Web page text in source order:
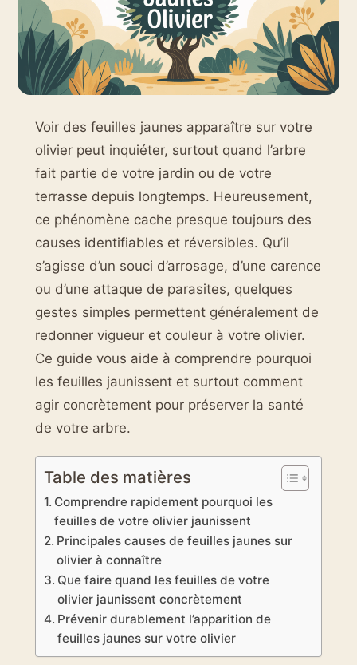
Voir des feuilles jaunes apparaître sur votre
olivier peut inquiéter, surtout quand l’arbre
fait partie de votre jardin ou de votre
terrasse depuis longtemps. Heureusement,
ce phénomène cache presque toujours des
causes identifiables et réversibles. Qu’il
s’agisse d’un souci d’arrosage, d’une carence
ou d’une attaque de parasites, quelques
gestes simples permettent généralement de
redonner vigueur et couleur à votre olivier.
Ce guide vous aide à comprendre pourquoi
les feuilles jaunissent et surtout comment
agir concrètement pour préserver la santé
de votre arbre.
Table des matières
Comprendre rapidement pourquoi les
feuilles de votre olivier jaunissent
Principales causes de feuilles jaunes sur
olivier à connaître
Que faire quand les feuilles de votre
olivier jaunissent concrètement
Prévenir durablement l’apparition de
feuilles jaunes sur votre olivier